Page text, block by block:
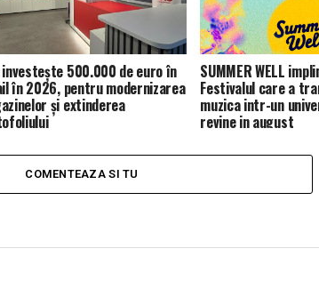
investește 500.000 de euro în
în 2026, pentru modernizarea
și extinderea
SUMMER WELL
Festivalul care a
muzica intr-un
revine in august
COMENTEAZA SI TU